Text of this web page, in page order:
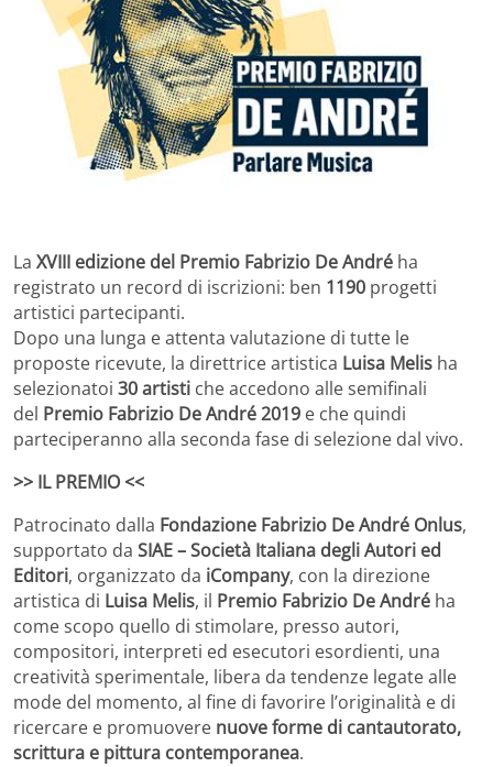
La XVIII edizione del Premio Fabrizio De André ha
registrato un record di iscrizioni: ben 1190 progetti
artistici partecipanti.
Dopo una lunga e attenta valutazione di tutte le
proposte ricevute, la direttrice artistica Luisa Melis ha
selezionatoi 30 artisti che accedono alle semifinali
del Premio Fabrizio De André 2019 e che quindi
parteciperanno alla seconda fase di selezione dal vivo.
>> IL PREMIO <<
Patrocinato dalla Fondazione Fabrizio De André Onlus,
supportato da SIAE – Società Italiana degli Autori ed
Editori, organizzato da iCompany, con la direzione
artistica di Luisa Melis, il Premio Fabrizio De André ha
come scopo quello di stimolare, presso autori,
compositori, interpreti ed esecutori esordienti, una
creatività sperimentale, libera da tendenze legate alle
mode del momento, al fine di favorire l’originalità e di
ricercare e promuovere nuove forme di cantautorato,
scrittura e pittura contemporanea.